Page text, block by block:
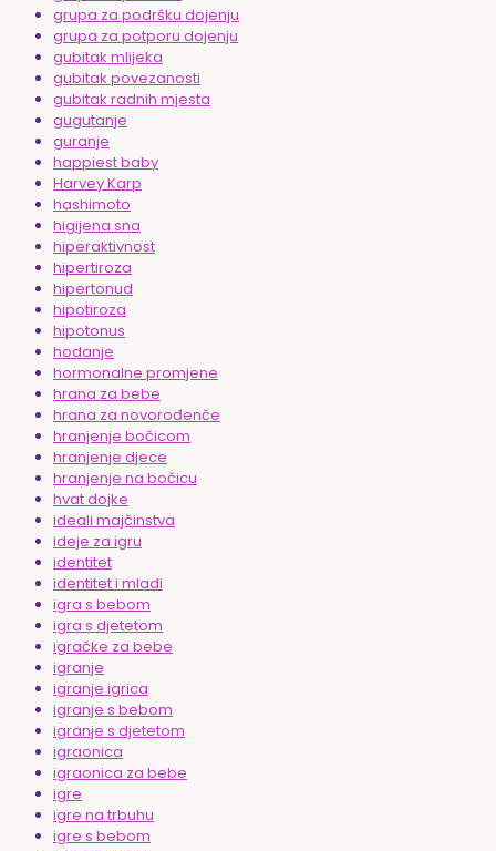
grupa za podršku dojenju
grupa za potporu dojenju
gubitak mlijeka
gubitak povezanosti
gubitak radnih mjesta
gugutanje
guranje
happiest baby
Harvey Karp
hashimoto
higijena sna
hiperaktivnost
hipertiroza
hipertonud
hipotiroza
hipotonus
hodanje
hormonalne promjene
hrana za bebe
hrana za novorođenče
hranjenje bočicom
hranjenje djece
hranjenje na bočicu
hvat dojke
ideali majčinstva
ideje za igru
identitet
identitet i mladi
igra s bebom
igra s djetetom
igračke za bebe
igranje
igranje igrica
igranje s bebom
igranje s djetetom
igraonica
igraonica za bebe
igre
igre na trbuhu
igre s bebom